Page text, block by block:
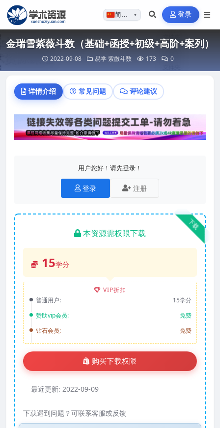
简体…▼ 登录
金瑞雪紫薇斗数（基础+函授+初级+高阶+案列）
2022-09-08 易学紫微斗数 173 0
详情介绍 常见问题 评论建议
用户您好！请先登录！
登录 注册
下载
本资源需权限下载
15学分
VIP折扣
普通用户:
15学分
赞助vip会员:
免费
钻石会员:
免费
购买下载权限
最近更新: 2022-09-09
下载遇到问题？可联系客服或反馈